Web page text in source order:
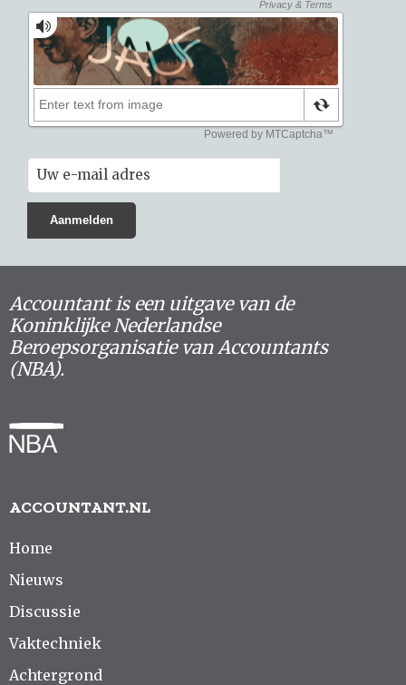
Accountant is een uitgave van de
Koninklijke Nederlandse
Beroepsorganisatie van Accountants
(NBA).
ACCOUNTANT.NL
Home
Nieuws
Discussie
Vaktechniek
Achtergrond